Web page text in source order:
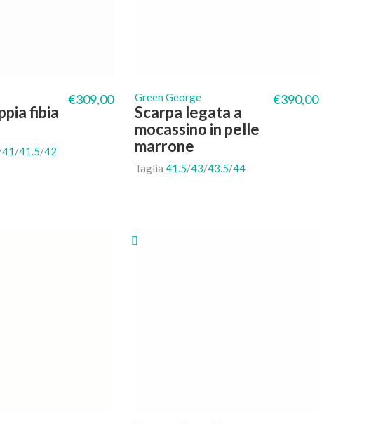
fibia
41/41.5/42
€309,00 Green George
Scarpa legata a
mocassino in pelle
marrone
Taglia 41.5/43/43.5/44
€390,00